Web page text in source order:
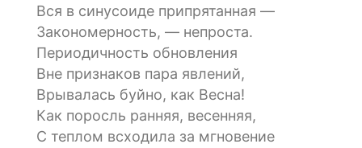
Вся в синусоиде припрятанная —
Закономерность, — непроста.
Периодичность обновления
Вне признаков пара явлений,
Врывалась буйно, как Весна!
Как поросль ранняя, весенняя,
С теплом всходила за мгновение